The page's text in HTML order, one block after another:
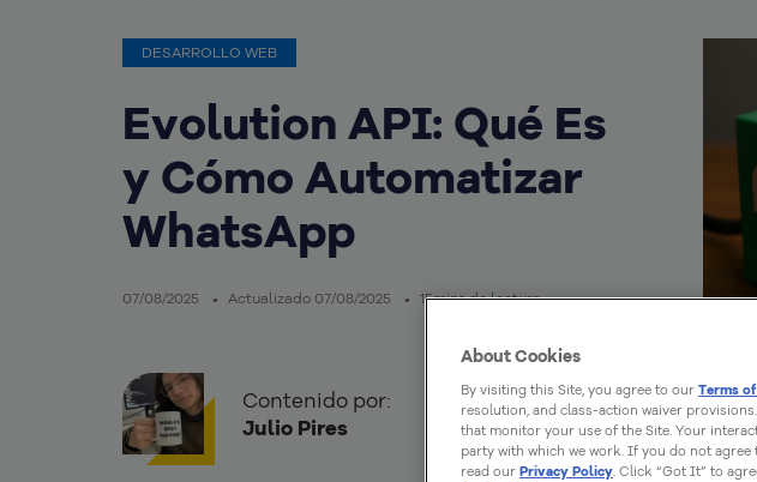
DESARROLLO WEB
Evolution API: Qué Es
y Cómo Automatizar
WhatsApp
07/08/2025 Actualizado 07/08/2025 15mins de lectura
Contenido por:
Julio Pires
About Cookies
By visiting this Site, you agree to our Terms
resolution, and class-action waiver
that monitor your use of the Site. Your
party with which we work. If you do not
read our Privacy Policy. Click “Got It” to